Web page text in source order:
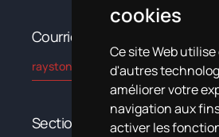
cookies
Ce site Web
d'autres
améliorer votre
navigation aux
activer les
Courriel
rayston@kryptonchemical.com
Sections